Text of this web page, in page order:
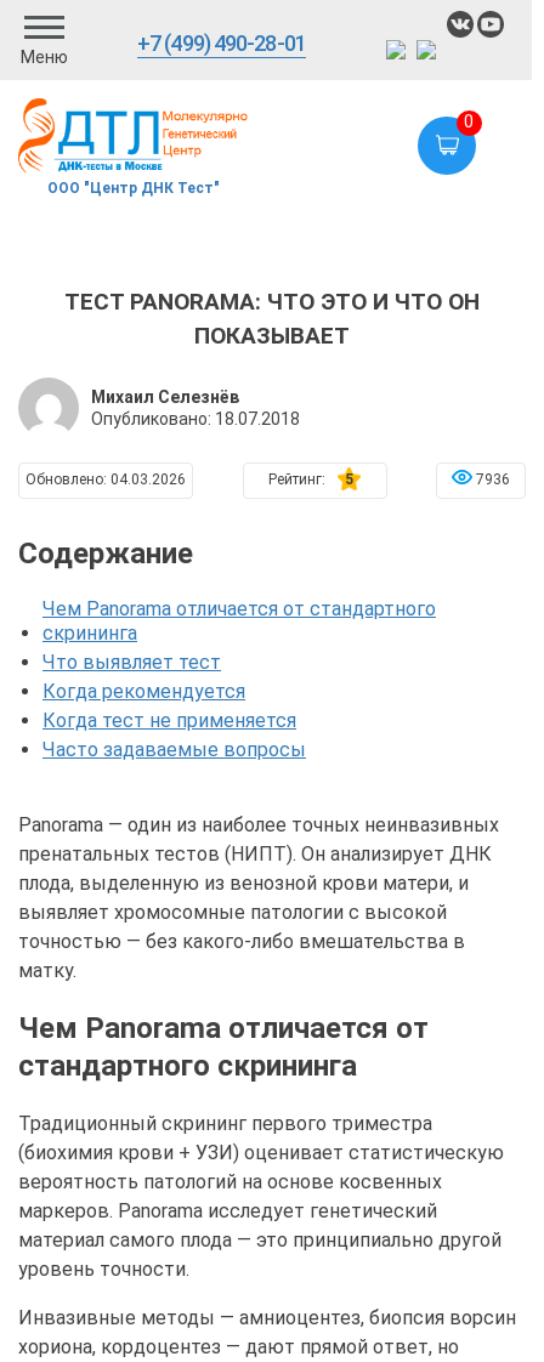
Меню
+7 (499) 490-28-01
ООО "Центр ДНК Тест"
0
ТЕСТ PANORAMA: ЧТО ЭТО И ЧТО ОН
ПОКАЗЫВАЕТ
Михаил Селезнёв
Опубликовано: 18.07.2018
Обновлено: 04.03.2026 Рейтинг: 5 7936
Содержание
Чем Panorama отличается от стандартного
скрининга
Что выявляет тест
Когда рекомендуется
Когда тест не применяется
Часто задаваемые вопросы
Panorama — один из наиболее точных неинвазивных
пренатальных тестов (НИПТ). Он анализирует ДНК
плода, выделенную из венозной крови матери, и
выявляет хромосомные патологии с высокой
точностью — без какого-либо вмешательства в
матку.
Чем Panorama отличается от
стандартного скрининга
Традиционный скрининг первого триместра
(биохимия крови + УЗИ) оценивает статистическую
вероятность патологий на основе косвенных
маркеров. Panorama исследует генетический
материал самого плода — это принципиально другой
уровень точности.
Инвазивные методы — амниоцентез, биопсия ворсин
хориона, кордоцентез — дают прямой ответ, но